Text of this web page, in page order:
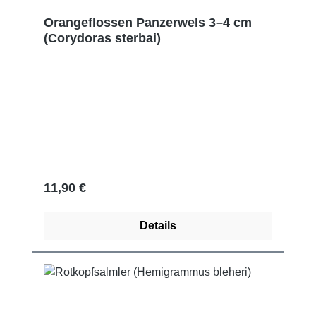
Orangeflossen Panzerwels 3–4 cm
(Corydoras sterbai)
Regulärer Preis:
11,90 €
Details